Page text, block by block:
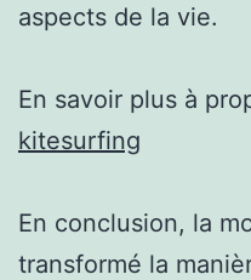
aspects de la vie.
En savoir plus à
kitesurfing
En conclusion, la
transformé la